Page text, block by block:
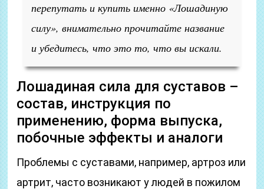
перепутать и купить именно «Лошадиную
силу», внимательно прочитайте название
и убедитесь, что это то, что вы искали.
Лошадиная сила для суставов –
состав, инструкция по
применению, форма выпуска,
побочные эффекты и аналоги
Проблемы с суставами, например, артроз или
артрит, часто возникают у людей в пожилом